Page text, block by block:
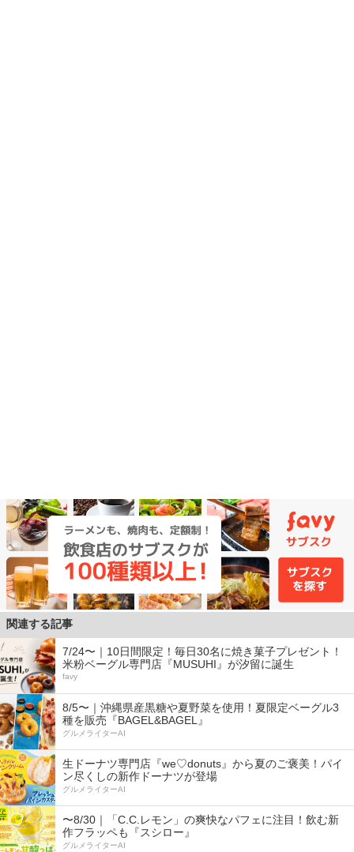
関連する記事
7/24〜｜10日間限定！毎日30名に焼き菓子プレゼント！
米粉ベーグル専門店『MUSUHI』が汐留に誕生
favy
8/5〜｜沖縄県産黒糖や夏野菜を使用！夏限定ベーグル3
種を販売『BAGEL&BAGEL』
グルメライターAI
生ドーナツ専門店『we♡donuts』から夏のご褒美！パイ
ン尽くしの新作ドーナツが登場
グルメライターAI
〜8/30｜「C.C.レモン」の爽快なパフェに注目！飲む新
作フラッペも『スシロー』
グルメライターAI